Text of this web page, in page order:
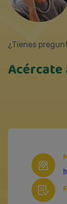
¿Tienes